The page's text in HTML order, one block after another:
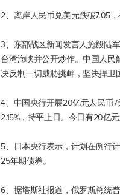
2、离岸人民币兑美元跌破7.05
3、东部战区新闻发言人施毅陆
台湾海峡并公开炒作。中国人
决反制一切威胁挑衅，坚决捍卫
4、中国央行开展20亿元人民币
2.15%，持平上日。今日有20亿元
5、日本央行表示，计划在例行
25年期债券。
6、据塔斯社报道，俄罗斯总统